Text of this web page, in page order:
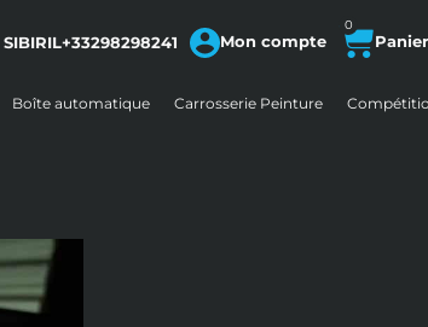
SIBIRIL+33298298241 Mon compte
0
Boîte automatique Carrosserie Peinture